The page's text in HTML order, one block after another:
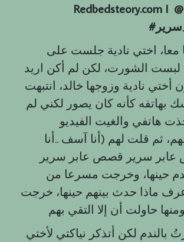
Redbedsteory.com I
# سرير
لبست الشورت، لكن لم أكن اريد
أختي نادية وزوجها خالد، انتبهت
بهاتفه كأنه كان يصور لكني لم
هاتفي والغيت الفيديو
ثم قلت لهم (أنا آسف ..أنا
سرير قصص عابر سرير
حينها، وخرجت مسرعا من
ماذا حدث بينهم حينها، خرجت
لكن أتذكر نياكتي لأختي